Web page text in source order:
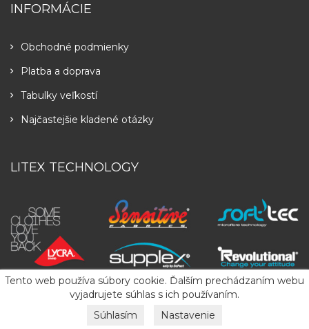
Tento web používa súbory cookie. Ďalším prechádzaním webu
vyjadrujete súhlas s ich používaním.
Súhlasím
Nastavenie
INFORMÁCIE
Obchodné podmienky
Platba a doprava
Tabulky veľkostí
Najčastejšie kladené otázky
LITEX TECHNOLOGY